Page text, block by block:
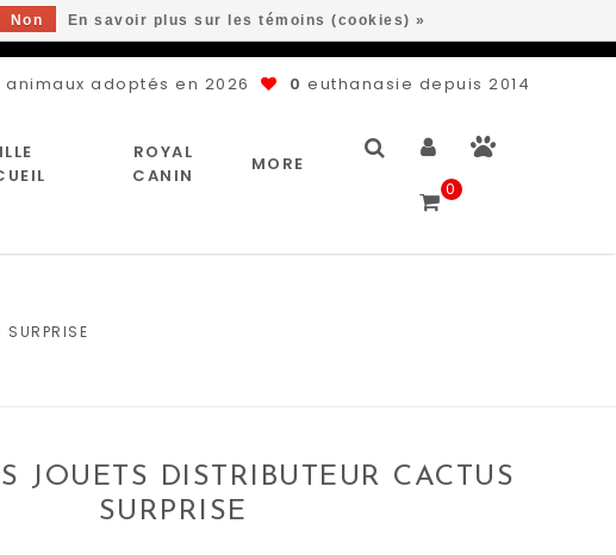
animaux adoptés en 2026 0 euthanasie depuis 2014
ROYAL
CANIN
MORE
0
JOUETS DISTRIBUTEUR CACTUS
SURPRISE
Non En savoir plus sur les témoins (cookies) »